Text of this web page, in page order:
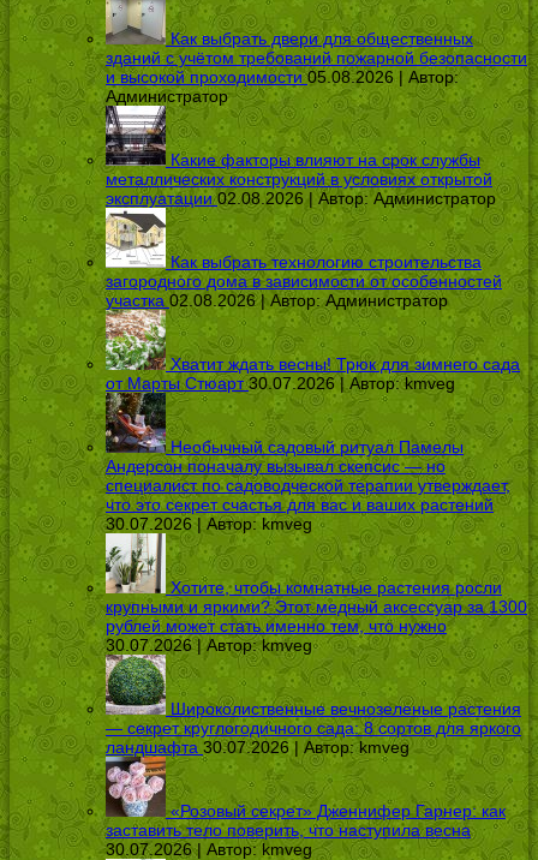
Как выбрать двери для общественных
зданий с учётом требований пожарной безопасности
и высокой проходимости 05.08.2026 | Автор:
Администратор
Какие факторы влияют на срок службы
металлических конструкций в условиях открытой
эксплуатации 02.08.2026 | Автор:Администратор
Как выбрать технологию строительства
загородного дома в зависимости от особенностей
участка 02.08.2026 | Автор:Администратор
Хватит ждать весны! Трюк для зимнего сада
от Марты Стюарт 30.07.2026 | Автор:kmveg
Необычный садовый ритуал Памелы
Андерсон поначалу вызывал скепсис — но
специалист по садоводческой терапии утверждает,
что это секрет счастья для вас и ваших растений
30.07.2026 | Автор: kmveg
Хотите, чтобы комнатные растения росли
крупными и яркими? Этот медный аксессуар за 1300
рублей может стать именно тем, что нужно
30.07.2026 | Автор:kmveg
Широколиственные вечнозеленые растения
— секрет круглогодичного сада: 8 сортов для яркого
ландшафта 30.07.2026 | Автор:kmveg
«Розовый секрет» Дженнифер Гарнер: как
заставить тело поверить, что наступила весна
30.07.2026 | Автор:kmveg